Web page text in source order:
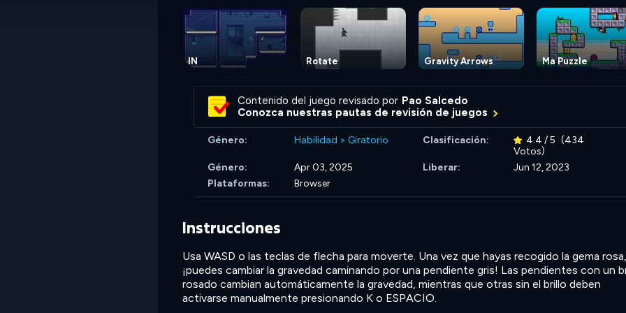
IN Rotate Gravity Arrows Ma Puzzle
Contenido del juego revisado por Pao Salcedo
Conozca nuestras pautas de revisión de juegos
Género: Habilidad > Giratorio Clasificación: 4.4 / 5 (434
Votos)
Género:
Apr 03, 2025 Liberar:
Jun 12, 2023
Plataformas:
Browser
Instrucciones
Usa WASD o las teclas de flecha para moverte. Una vez que hayas recogido la gema rosa,
¡puedes cambiar la gravedad caminando por una pendiente gris! Las pendientes con un
rosado cambian automáticamente la gravedad, mientras que otras sin el brillo deben
activarse manualmente presionando K o ESPACIO.